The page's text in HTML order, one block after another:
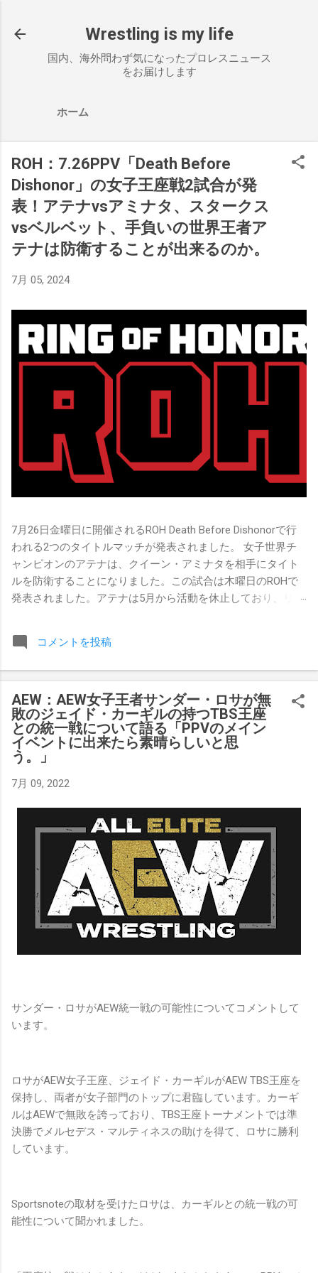
Wrestling is my life
国内、海外問わず気になったプロレスニュース
をお届けします
ホーム
ROH：7.26PPV「Death Before
Dishonor」の女子王座戦2試合が発
表！アテナvsアミナタ、スタークス
vsベルベット、手負いの世界王者ア
テナは防衛することが出来るのか。
7月 05, 2024
7月26日金曜日に開催されるROH Death Before Dishonorで行
われる2つのタイトルマッチが発表されました。 女子世界チ
ャンピオンのアテナは、クイーン・アミナタを相手にタイト
ルを防衛することになりました。この試合は木曜日のROHで
発表されました。アテナは5月から活動を休止しており、リン
女子世界チャンピオンは5月の最後の試合で怪我の恐怖に苦し
みましたが、それはストーリーの中で誇張されています。 ア
でタイトルを防衛します。PPVでレッド・ベルベッドを相手
にROH Women's TV 王座の防衛戦を行います。 木曜日の放送
では、リー・モリアーティーがROH Pure Championship
Proving Groundの試合でウィーラー・ユータとタイムリミット
で引き分けたので、チャンピオンシップへのチャンスを手に
入れましたが、まだPPVでは公式に発表されていません。
Wrestling Observer
コメントを投稿
AEW：AEW女子王者サンダー・ロサが無
敗のジェイド・カーギルの持つTBS王座
との統一戦について語る「PPVのメイン
イベントに出来たら素晴らしいと思
う。」
7月 09, 2022
サンダー・ロサがAEW統一戦の可能性についてコメントして
います。
ロサがAEW女子王座、ジェイド・カーギルがAEW TBS王座を
保持し、両者が女子部門のトップに君臨しています。カーギ
ルはAEWで無敗を誇っており、TBS王座トーナメントでは準
決勝でメルセデス・マルティネスの助けを得て、ロサに勝利
しています。
Sportsnoteの取材を受けたロサは、カーギルとの統一戦の可
能性について聞かれました。